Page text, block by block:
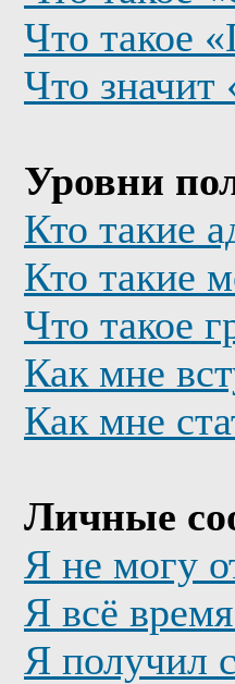
Что такое
Что значит
Уровни
Кто такие
Кто такие
Что такое
Как мне
Как мне
Личные
Я не могу
Я всё
Я получил